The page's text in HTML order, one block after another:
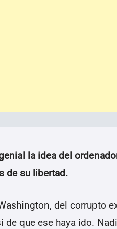
la idea del
de su libertad.
del corrupto
de que ese haya ido.